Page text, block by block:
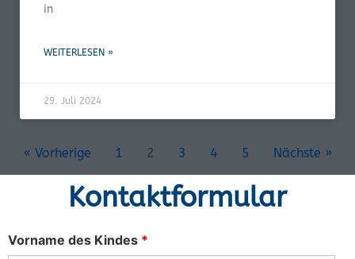
in
WEITERLESEN »
29. Juli 2024
« Vorherige 1 2 3 4 5 Nächste »
Kontaktformular
Vorname des Kindes *